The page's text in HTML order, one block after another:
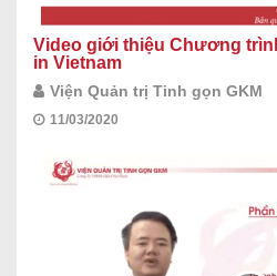
Video giới thiệu Chương
in Vietnam
Viện Quản trị Tinh gọn GKM
11/03/2020